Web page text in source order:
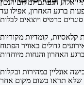
ברגע האחרון, אפילו עד
כרטיס ויוצאים לבלות
קומדיות מקוריות